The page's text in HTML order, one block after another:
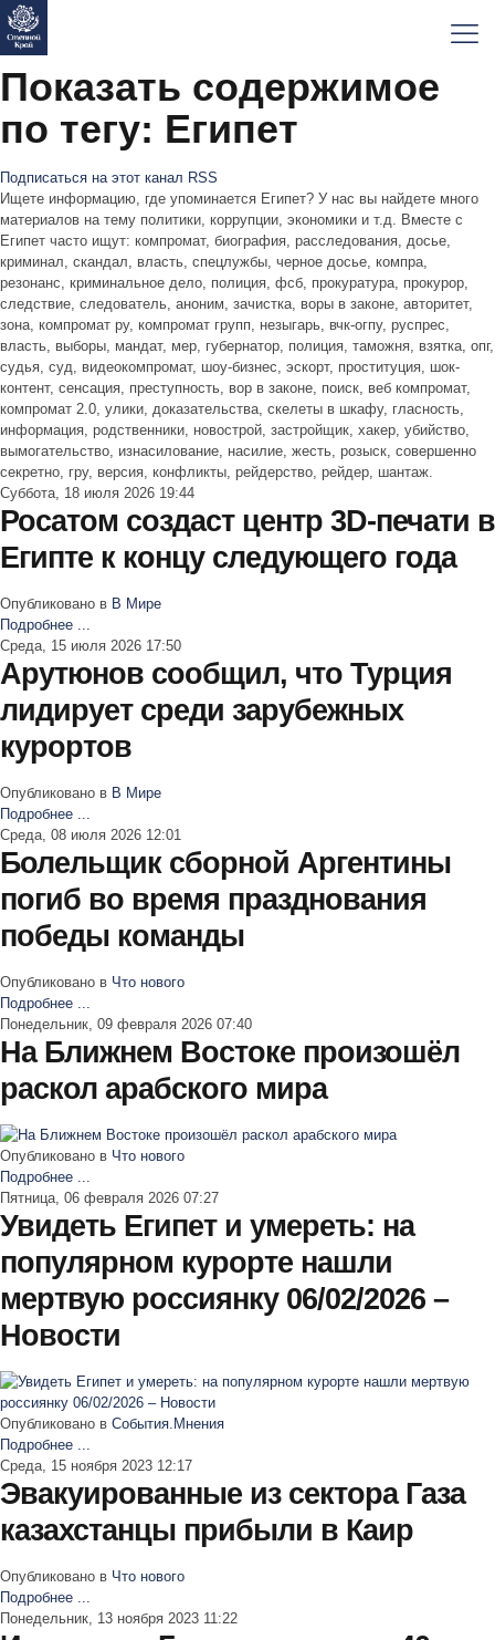
Показать содержимое
по тегу: Египет
Подписаться на этот канал RSS
Ищете информацию, где упоминается Египет? У нас вы найдете много
материалов на тему политики, коррупции, экономики и т.д. Вместе с
Египет часто ищут: компромат, биография, расследования, досье,
криминал, скандал, власть, спецлужбы, черное досье, компра,
резонанс, криминальное дело, полиция, фсб, прокуратура, прокурор,
следствие, следователь, аноним, зачистка, воры в законе, авторитет,
зона, компромат ру, компромат групп, незыгарь, вчк-огпу, руспрес,
власть, выборы, мандат, мер, губернатор, полиция, таможня, взятка, опг,
судья, суд, видеокомпромат, шоу-бизнес, эскорт, проституция, шок-
контент, сенсация, преступность, вор в законе, поиск, веб компромат,
компромат 2.0, улики, доказательства, скелеты в шкафу, гласность,
информация, родственники, новострой, застройщик, хакер, убийство,
вымогательство, изнасилование, насилие, жесть, розыск, совершенно
секретно, гру, версия, конфликты, рейдерство, рейдер, шантаж.
Суббота, 18 июля 2026 19:44
Росатом создаст центр 3D-печати в
Египте к концу следующего года
Опубликовано в В Мире
Подробнее ...
Среда, 15 июля 2026 17:50
Арутюнов сообщил, что Турция
лидирует среди зарубежных
курортов
Опубликовано в В Мире
Подробнее ...
Среда, 08 июля 2026 12:01
Болельщик сборной Аргентины
погиб во время празднования
победы команды
Опубликовано в Что нового
Подробнее ...
Понедельник, 09 февраля 2026 07:40
На Ближнем Востоке произошёл
раскол арабского мира
Опубликовано в Что нового
Подробнее ...
Пятница, 06 февраля 2026 07:27
Увидеть Египет и умереть: на
популярном курорте нашли
мертвую россиянку 06/02/2026 –
Новости
Опубликовано в События.Мнения
Подробнее ...
Среда, 15 ноября 2023 12:17
Эвакуированные из сектора Газа
казахстанцы прибыли в Каир
Опубликовано в Что нового
Подробнее ...
Понедельник, 13 ноября 2023 11:22